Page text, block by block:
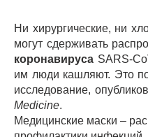
Ни хирургические, ни
могут сдерживать
коронавируса SARS-
им люди кашляют. Это
исследование,
Medicine.
Медицинские маски –